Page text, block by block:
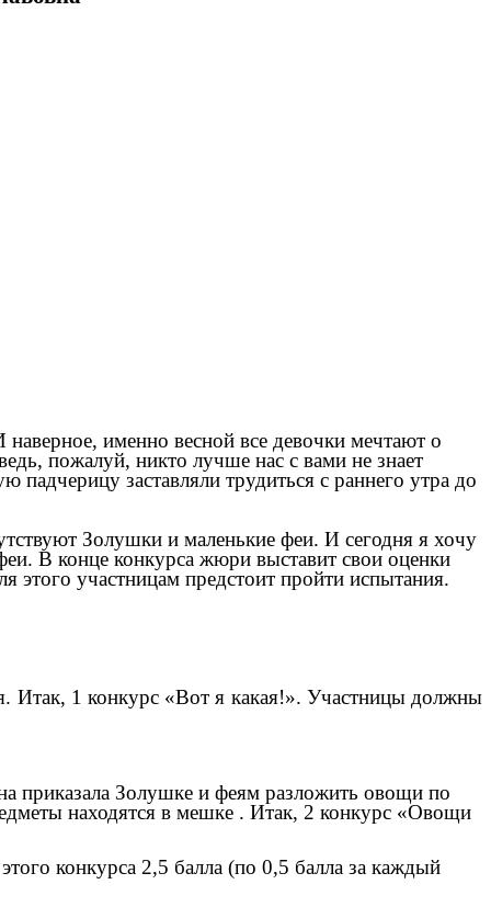
наверное, именно весной все девочки мечтают о
пожалуй, никто лучше нас с вами не знает
заставляли трудиться с раннего утра до
Золушки и маленькие феи. И сегодня я хочу
В конце конкурса жюри выставит свои оценки
участницам предстоит пройти испытания.
Итак, 1 конкурс «Вот я какая!». Участницы должны
приказала Золушке и феям разложить овощи по
находятся в мешке . Итак, 2 конкурс «Овощи
конкурса 2,5 балла (по 0,5 балла за каждый